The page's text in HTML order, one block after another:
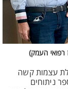
רפואי העמק)
עם מחלת עצמות קשה
ניתוחים